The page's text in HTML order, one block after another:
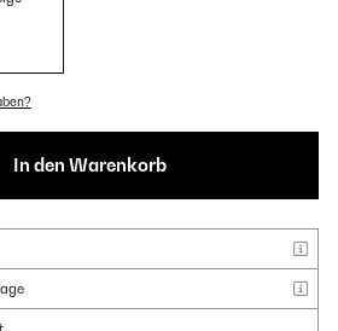
In den Warenkorb